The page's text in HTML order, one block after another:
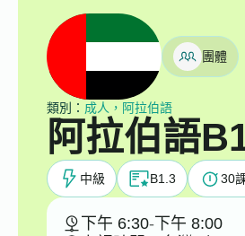
團體
類別： 成人，阿拉伯語
阿拉伯語
中級 B1.3 30
下午 6:30-下午 8:00